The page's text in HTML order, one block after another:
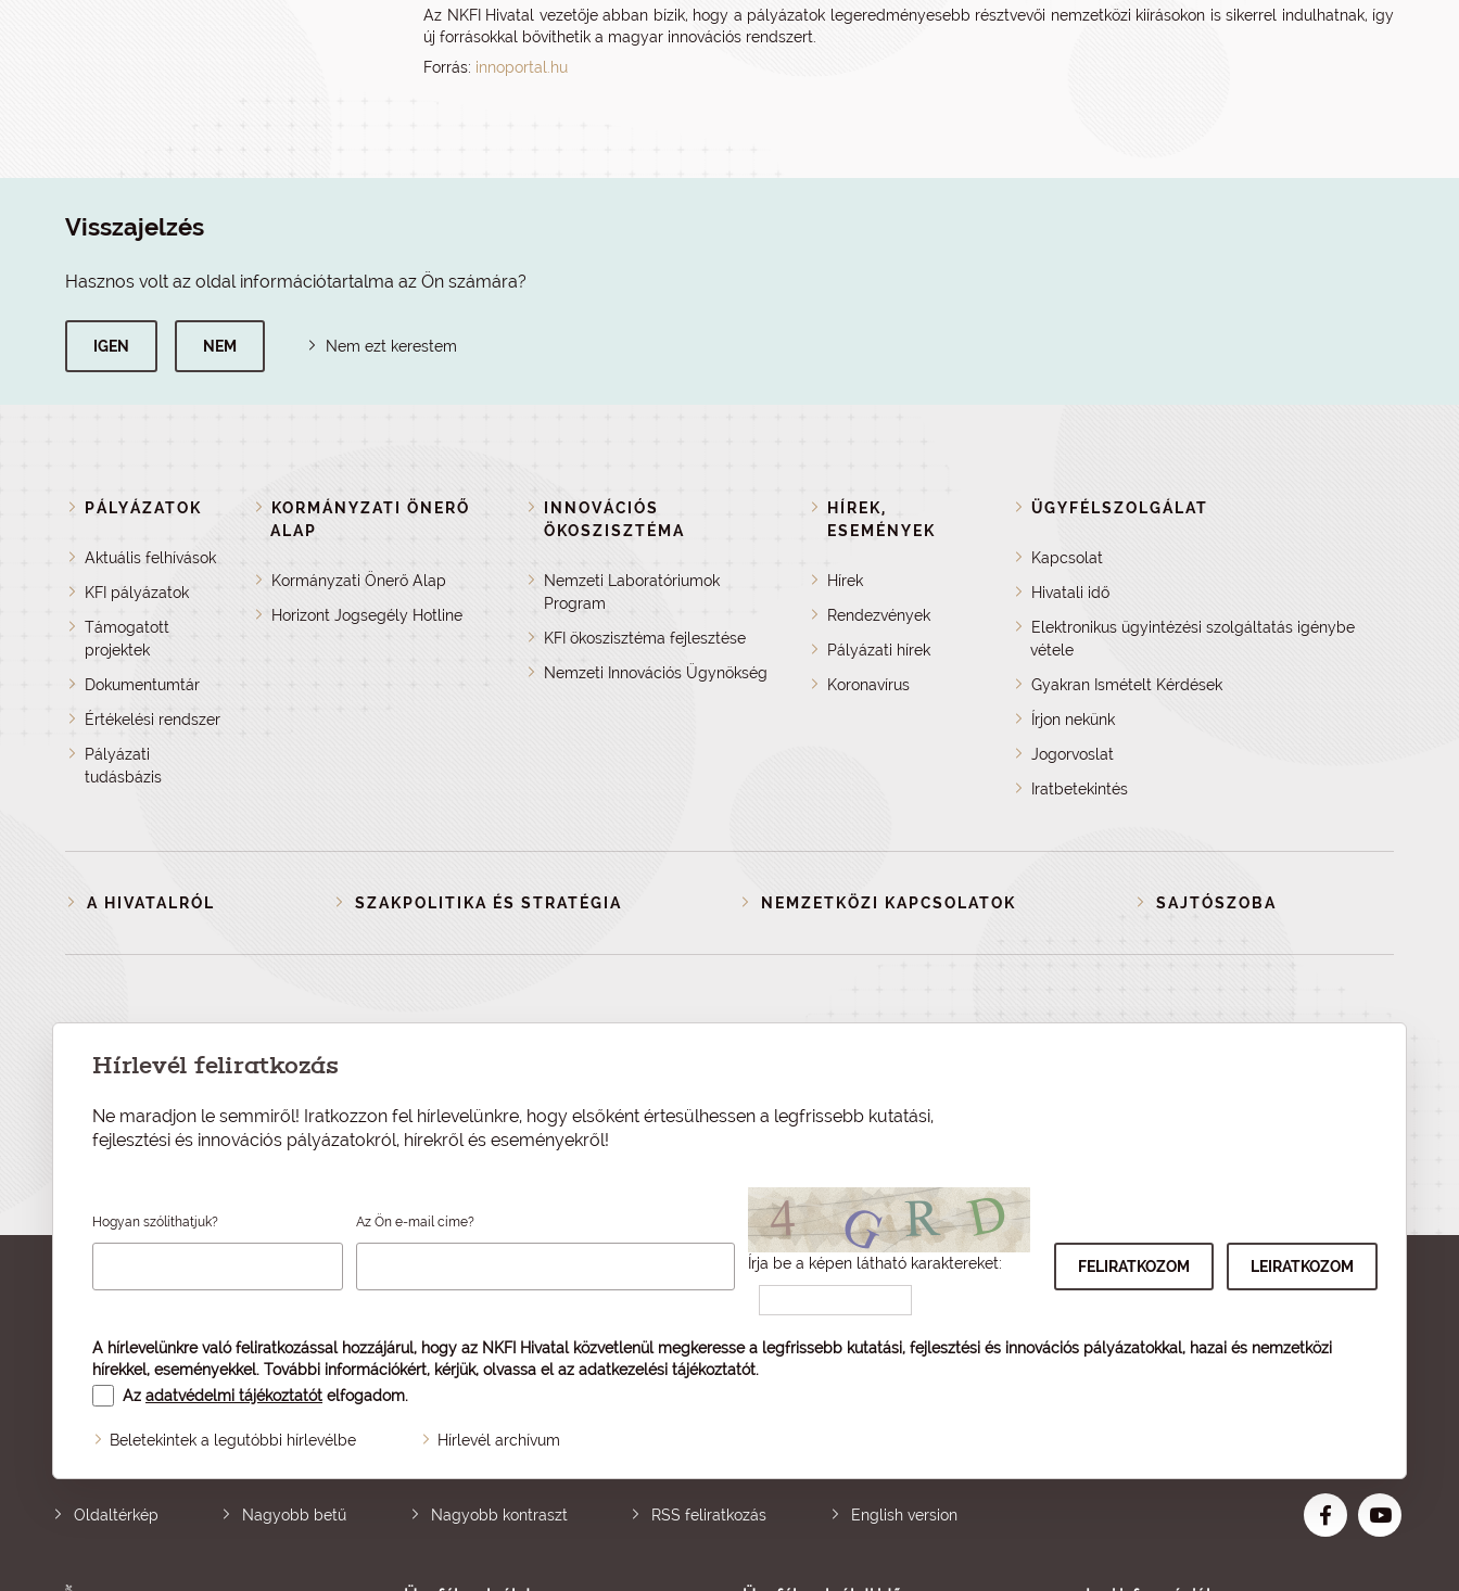
Az NKFI Hivatal vezetője abban bízik, hogy a pályázatok legeredményesebb résztvevői nemzetközi kiírásokon is sikerrel indulhatnak, így
új forrásokkal bővíthetik a magyar innovációs rendszert.
Forrás: innoportal.hu
Visszajelzés
Hasznos volt az oldal információtartalma az Ön számára?
IGEN NEM Nem ezt kerestem
PÁLYÁZATOK
Aktuális felhívások
KFI pályázatok
Támogatott
projektek
Dokumentumtár
Értékelési rendszer
Pályázati
tudásbázis
KORMÁNYZATI ÖNERŐ
ALAP
Kormányzati Önerő Alap
Horizont Jogsegély Hotline
INNOVÁCIÓS
ÖKOSZISZTÉMA
Nemzeti Laboratóriumok
Program
KFI ökoszisztéma fejlesztése
Nemzeti Innovációs Ügynökség
HÍREK,
ESEMÉNYEK
Hírek
Rendezvények
Pályázati hírek
Koronavírus
ÜGYFÉLSZOLGÁLAT
Kapcsolat
Hivatali idő
Elektronikus ügyintézési szolgáltatás igénybe
vétele
Gyakran Ismételt Kérdések
Írjon nekünk
Jogorvoslat
Iratbetekintés
A HIVATALRÓL SZAKPOLITIKA ÉS STRATÉGIA NEMZETKÖZI KAPCSOLATOK SAJTÓSZOBA
Hírlevél feliratkozás
Ne maradjon le semmiről! Iratkozzon fel hírlevelünkre, hogy elsőként értesülhessen a legfrissebb kutatási,
fejlesztési és innovációs pályázatokról, hírekről és eseményekről!
Hogyan szólíthatjuk? Az Ön e-mail címe?
Írja be a képen látható karaktereket:
A hírlevelünkre való feliratkozással hozzájárul, hogy az NKFI Hivatal közvetlenül megkeresse a legfrissebb kutatási, fejlesztési és innovációs pályázatokkal, hazai és nemzetközi
hírekkel, eseményekkel. További információkért, kérjük, olvassa el az adatkezelési tájékoztatót.
Az adatvédelmi tájékoztatót elfogadom.
Beletekintek a legutóbbi hírlevélbe Hírlevél archívum
Oldaltérkép Nagyobb betű Nagyobb kontraszt RSS feliratkozás English version